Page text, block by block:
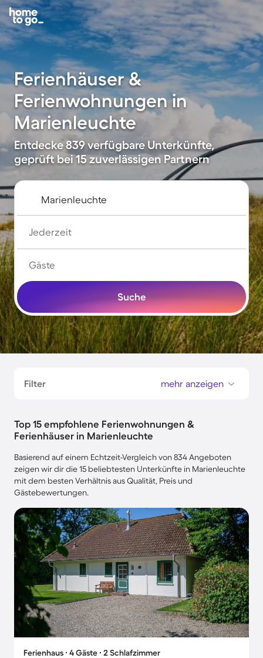
Ferienhäuser &
Ferienwohnungen in
Marienleuchte
Entdecke 839 verfügbare Unterkünfte,
geprüft bei 15 zuverlässigen Partnern
Jederzeit
Gäste
Suche
Filter mehr anzeigen
Top 15 empfohlene Ferienwohnungen &
Ferienhäuser in Marienleuchte
Basierend auf einem Echtzeit-Vergleich von 834 Angeboten
zeigen wir dir die 15 beliebtesten Unterkünfte in Marienleuchte
mit dem besten Verhältnis aus Qualität, Preis und
Gästebewertungen.
Ferienhaus ∙ 4 Gäste ∙ 2 Schlafzimmer